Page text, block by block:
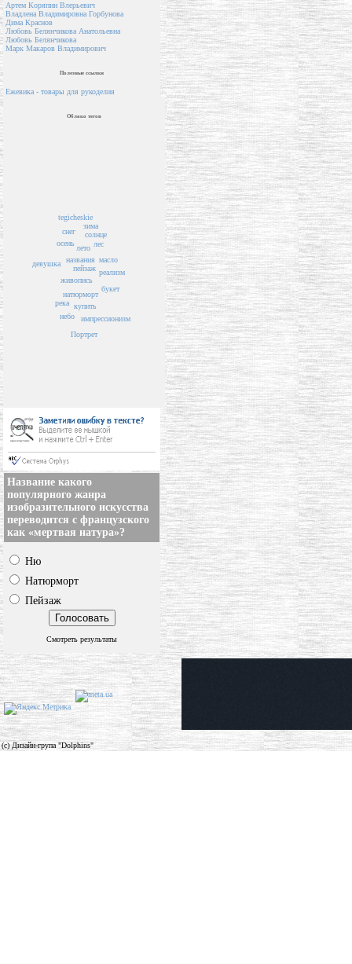
Артем Коряпин Влерьевич
Владлена Владимировна Горбунова
Дима Краснов
Любовь Белянчикова Анатольевна
Любовь Белянчикова
Марк Макаров Владимирович
Полезные ссылки
Ежевика - товары для рукоделия
Облако тегов
пейзаж
названия
живопись
лето
натюрморт
купить
солнце
лес
зима
осень
букет
масло
река
снег
tegicheskie
реализм
небо
импрессионизм
Портрет
девушка
Название какого
популярного жанра
изобразительного искусства
переводится с французского
как «мертвая натура»?
Ню
Натюрморт
Пейзаж
Смотреть результаты
(c) Дизайн-група "Dolphins"